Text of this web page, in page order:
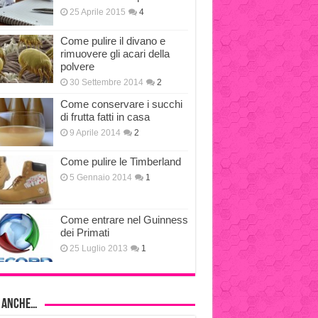
25 Aprile 2015 4
Come pulire il divano e
rimuovere gli acari della
polvere
30 Settembre 2014 2
Come conservare i succhi
di frutta fatti in casa
9 Aprile 2014 2
Come pulire le Timberland
5 Gennaio 2014 1
Come entrare nel Guinness
dei Primati
25 Luglio 2013 1
anche…